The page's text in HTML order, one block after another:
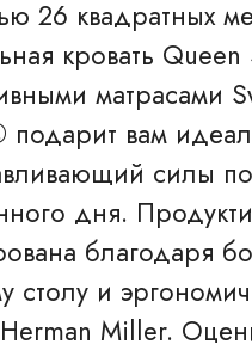
меняться в зависимости
скидкой наHilton.com
В НОМЕРЕ
доска